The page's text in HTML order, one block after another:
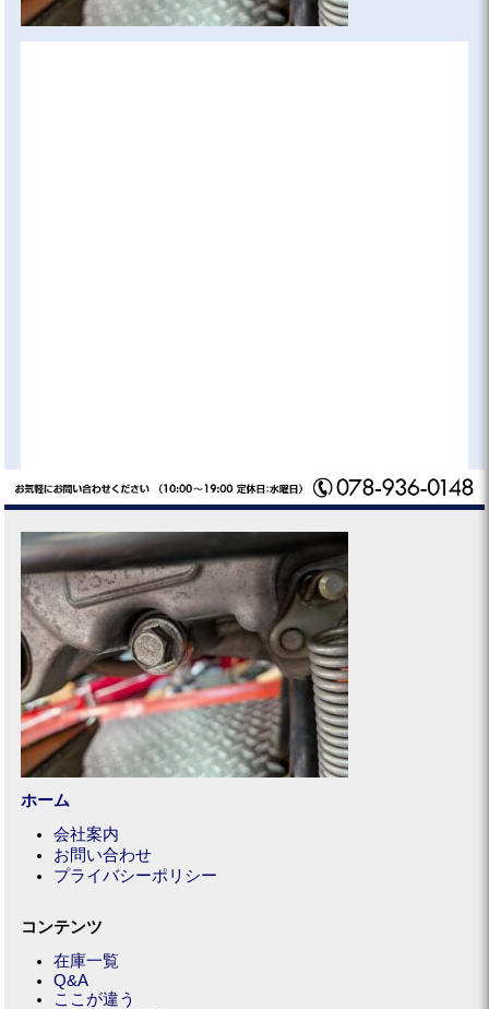
ホーム
会社案内
お問い合わせ
プライバシーポリシー
コンテンツ
在庫一覧
Q&A
ここが違う